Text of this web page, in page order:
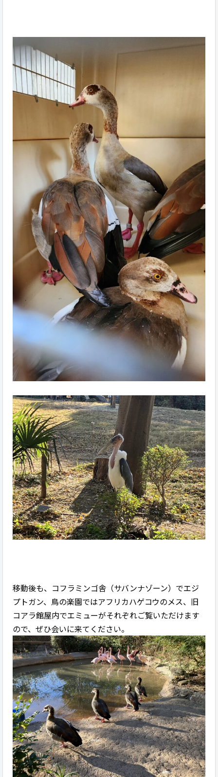
移動後も、コフラミンゴ舎（サバンナゾーン）でエジ
プトガン、鳥の楽園ではアフリカハゲコウのメス、旧
コアラ館屋内でエミューがそれぞれご覧いただけます
ので、ぜひ会いに来てください。